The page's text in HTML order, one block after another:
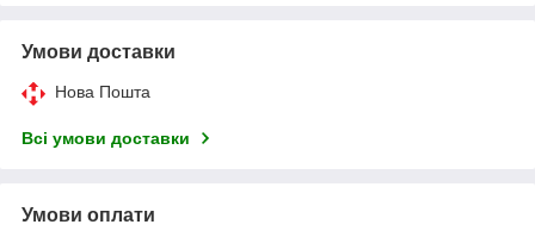
Умови доставки
Нова Пошта
Всі умови доставки
Умови оплати